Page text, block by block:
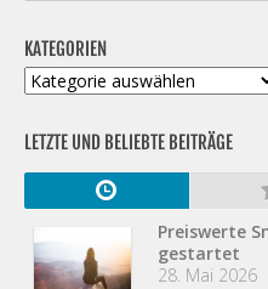
KATEGORIEN
Kategorien
LETZTE UND BELIEBTE BEITRÄGE
Preiswerte
gestartet
28. Mai 2026